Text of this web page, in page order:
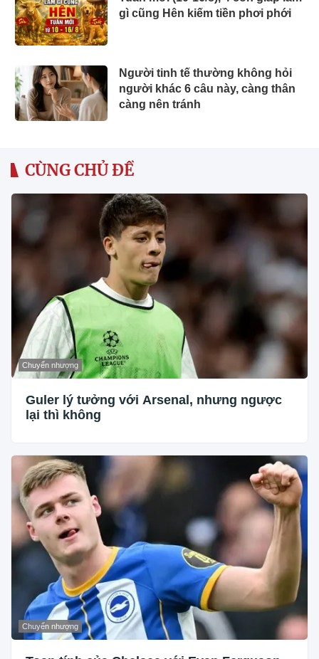
gì cũng Hên kiếm tiền phơi phới
Người tinh tế thường không hỏi
người khác 6 câu này, càng thân
càng nên tránh
CÙNG CHỦ ĐỀ
Chuyển nhượng
Guler lý tưởng với Arsenal, nhưng ngược
lại thì không
Chuyển nhượng